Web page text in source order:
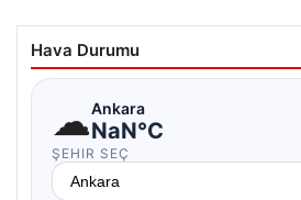
Hava Durumu
☁Ankara
NaN°C
ŞEHIR SEÇ